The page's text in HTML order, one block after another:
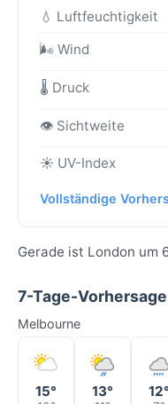
💧 Luftfeuchtigkeit
🌬️ Wind
🌡️ Druck
👁️ Sichtweite
☀️ UV-Index
Vollständige
Gerade ist London um
7-Tage-Vorhersage
Melbourne
15° 13° 12°